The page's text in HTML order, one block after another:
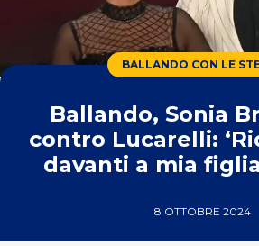
BALLANDO CON LE
Ballando, Sonia
contro Lucarelli:
davanti a mia figlia
8 OTTOBRE 2024